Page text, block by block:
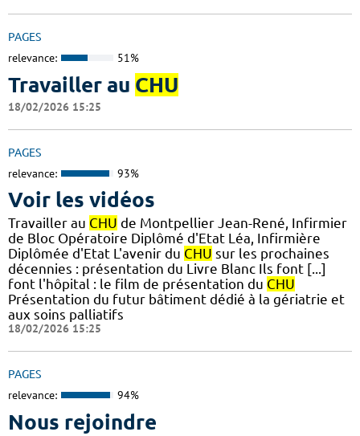
PAGES
relevance: 51%
Travailler au CHU
18/02/2026 15:25
PAGES
relevance: 93%
Voir les vidéos
Travailler au CHU de Montpellier Jean-René, Infirmier
de Bloc Opératoire Diplômé d'Etat Léa, Infirmière
Diplômée d'Etat L'avenir du CHU sur les prochaines
décennies : présentation du Livre Blanc Ils font [...]
font l'hôpital : le film de présentation du CHU
Présentation du futur bâtiment dédié à la gériatrie et
aux soins palliatifs
18/02/2026 15:25
PAGES
relevance: 94%
Nous rejoindre